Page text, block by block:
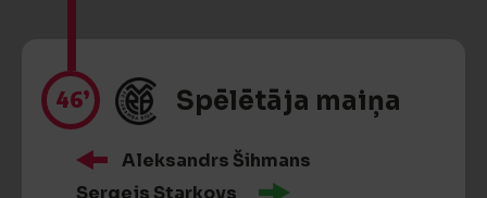
46’ Spēlētāja maiņa
Aleksandrs Šihmans
Sergejs Starkovs